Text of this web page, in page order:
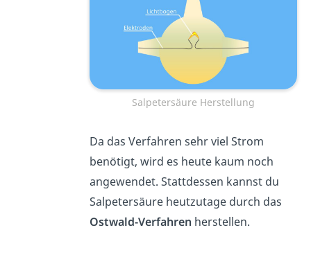
Salpetersäure Herstellung
Da das Verfahren sehr viel Strom
benötigt, wird es heute kaum noch
angewendet. Stattdessen kannst du
Salpetersäure heutzutage durch das
Ostwald-Verfahren herstellen.